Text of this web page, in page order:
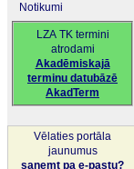
Notikumi
LZA TK termini
atrodami
Akadēmiskajā
terminu datubāzē
AkadTerm
Vēlaties portāla
jaunumus
saņemt pa e-pastu?